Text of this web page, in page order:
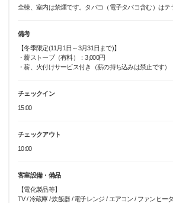
全棟、室内は禁煙です。タバコ（電子タバコ含む）はテ
備考
【冬季限定(11月1日～3月31日まで)】
・薪ストーブ（有料）：3,000円
・薪、火付けサービス付き（薪の持ち込みは禁止です）
チェックイン
15:00
チェックアウト
10:00
客室設備・備品
【電化製品等】
TV / 冷蔵庫 / 炊飯器 / 電子レンジ / エアコン / ファンヒー